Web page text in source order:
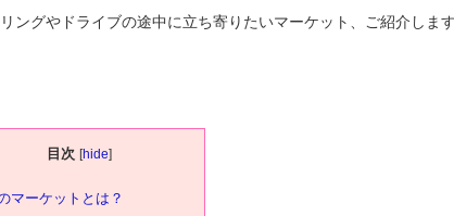
ングやドライブの途中に立ち寄りたいマーケット、ご紹介します
目次 [hide]
マーケットとは？